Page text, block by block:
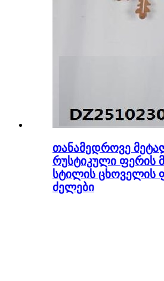
თანამედროვე
რუსტიკული ფერის
სტილის ცხოველის
ძელები